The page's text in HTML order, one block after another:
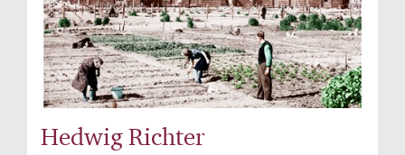
Hedwig Richter